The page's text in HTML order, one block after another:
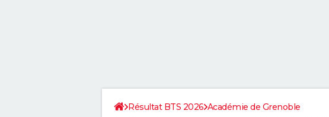
Résultat BTS 2026 Académie de Grenoble